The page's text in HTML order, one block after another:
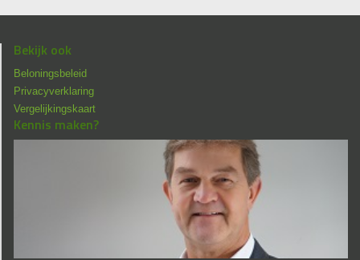
Bekijk ook
Beloningsbeleid
Privacyverklaring
Vergelijkingskaart
Kennis maken?